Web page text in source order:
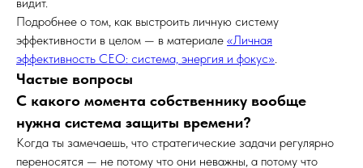
Подробнее о том, как выстроить личную систему
эффективности в целом — в материале «Личная
эффективность CEO: система, энергия и фокус».
Частые вопросы
С какого момента собственнику вообще
нужна система защиты времени?
Когда ты замечаешь, что стратегические задачи регулярно
переносятся — не потому что они неважны, а потому что